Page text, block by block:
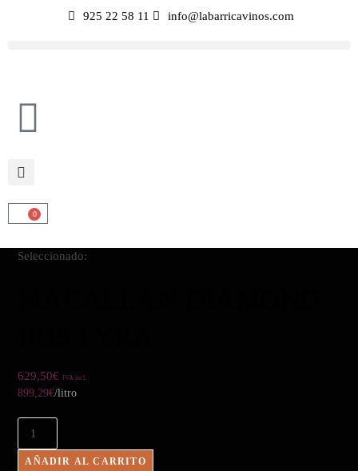
925 22 58 11 info@labarricavinos.com
0
Seleccionado:
629,50€ IVA incl.
899,29€/litro
AÑADIR AL CARRITO